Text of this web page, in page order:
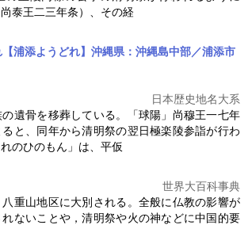
泰王二三年条）、その経
浦添ようどれ】沖縄県：沖縄島中部／浦添市
日本歴史地名大系
遺骨を移葬している。「球陽」尚穆王一七年
ると、同年から清明祭の翌日極楽陵参詣が行わ
のひのもん」は、平仮
世界大百科事典
重山地区に大別される。全般に仏教の影響が
ないことや，清明祭や火の神などに中国的要